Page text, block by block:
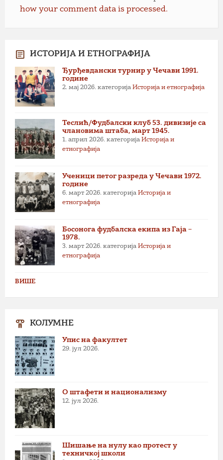
how your comment data is processed.
ИСТОРИЈА И ЕТНОГРАФИЈА
Ђурђевдански турнир у Чечави 1991.
године
2. мај 2026. категорија Историја и етнографија
Теслић/Фудбалски клуб 53. дивизије са
члановима штаба, март 1945.
1. април 2026. категорија Историја и
етнографија
Ученици петог разреда у Чечави 1972.
године
6. март 2026. категорија Историја и
етнографија
Босонога фудбалска екипа из Гаја –
1978.
3. март 2026. категорија Историја и
етнографија
ВИШЕ
КОЛУМНЕ
Упис на факултет
29. јул 2026.
О штафети и национализму
12. јул 2026.
Шишање на нулу као протест у
техничкој школи